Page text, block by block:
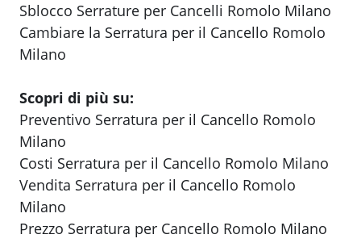
Sblocco Serrature per Cancelli Romolo Milano
Cambiare la Serratura per il Cancello Romolo
Milano
Scopri di più su:
Preventivo Serratura per il Cancello Romolo
Milano
Costi Serratura per il Cancello Romolo Milano
Vendita Serratura per il Cancello Romolo
Milano
Prezzo Serratura per Cancello Romolo Milano